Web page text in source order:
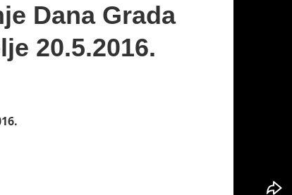
Dana Grada
20.5.2016.